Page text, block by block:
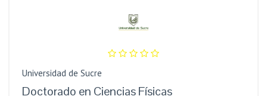
Universidad de Sucre
Doctorado en Ciencias Físicas